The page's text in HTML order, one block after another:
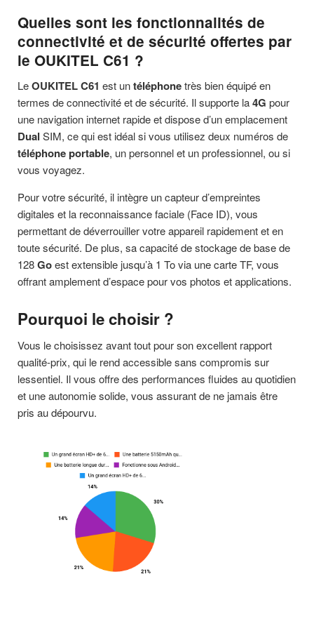
Quelles sont les fonctionnalités de
connectivité et de sécurité offertes par
le OUKITEL C61 ?
LeOUKITEL C61 est untéléphonetrès bien équipé en
termes de connectivité et de sécurité. Il supporte la4G pour
une navigation internet rapide et dispose d’un emplacement
Dual SIM, ce qui est idéal si vous utilisez deux numéros de
téléphone portable, un personnel et un professionnel, ou si
vous voyagez.
Pour votre sécurité, il intègre un capteur d’empreintes
digitales et la reconnaissance faciale (Face ID), vous
permettant de déverrouiller votre appareil rapidement et en
toute sécurité. De plus, sa capacité de stockage de base de
128Goest extensible jusqu’à 1 To via une carte TF, vous
offrant amplement d’espace pour vos photos et applications.
Pourquoi le choisir ?
Vous le choisissez avant tout pour son excellent rapport
qualité-prix, qui le rend accessible sans compromis sur
lessentiel. Il vous offre des performances fluides au quotidien
et une autonomie solide, vous assurant de ne jamais être
pris au dépourvu.